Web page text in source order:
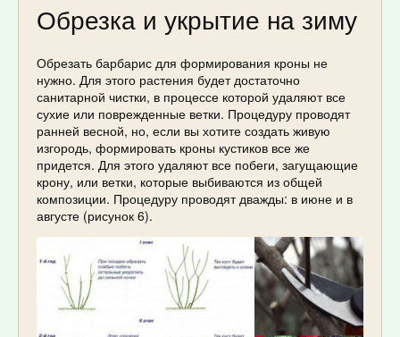
Обрезка и укрытие на зиму
Обрезать барбарис для формирования кроны не
нужно. Для этого растения будет достаточно
санитарной чистки, в процессе которой удаляют все
сухие или поврежденные ветки. Процедуру проводят
ранней весной, но, если вы хотите создать живую
изгородь, формировать кроны кустиков все же
придется. Для этого удаляют все побеги, загущающие
крону, или ветки, которые выбиваются из общей
композиции. Процедуру проводят дважды: в июне и в
августе (рисунок 6).